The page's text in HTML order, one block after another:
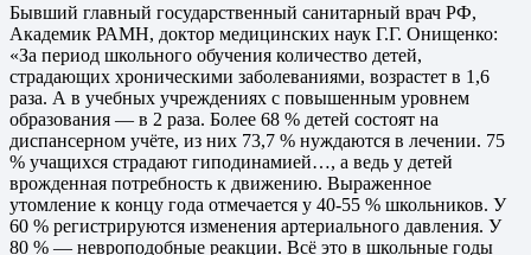
Бывший главный государственный санитарный врач РФ,
Академик РАМН, доктор медицинских наук Г.Г. Онищенко:
«За период школьного обучения количество детей,
страдающих хроническими заболеваниями, возрастет в 1,6
раза. А в учебных учреждениях с повышенным уровнем
образования — в 2 раза. Более 68 % детей состоят на
диспансерном учёте, из них 73,7 % нуждаются в лечении. 75
% учащихся страдают гиподинамией…, а ведь у детей
врожденная потребность к движению. Выраженное
утомление к концу года отмечается у 40-55 % школьников. У
60 % регистрируются изменения артериального давления. У
80 % — невроподобные реакции. Всё это в школьные годы